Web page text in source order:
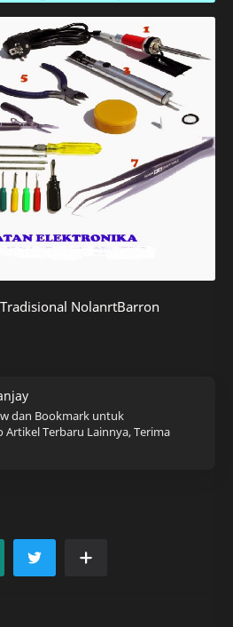
dan Bookmark untuk
Terbaru Lainnya, Terima